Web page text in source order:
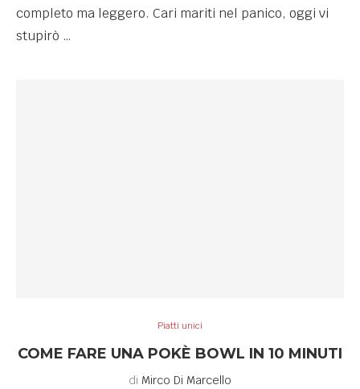
completo ma leggero. Cari mariti nel panico, oggi vi
stupirò …
Piatti unici
COME FARE UNA POKÈ BOWL IN 10 MINUTI
di Mirco Di Marcello